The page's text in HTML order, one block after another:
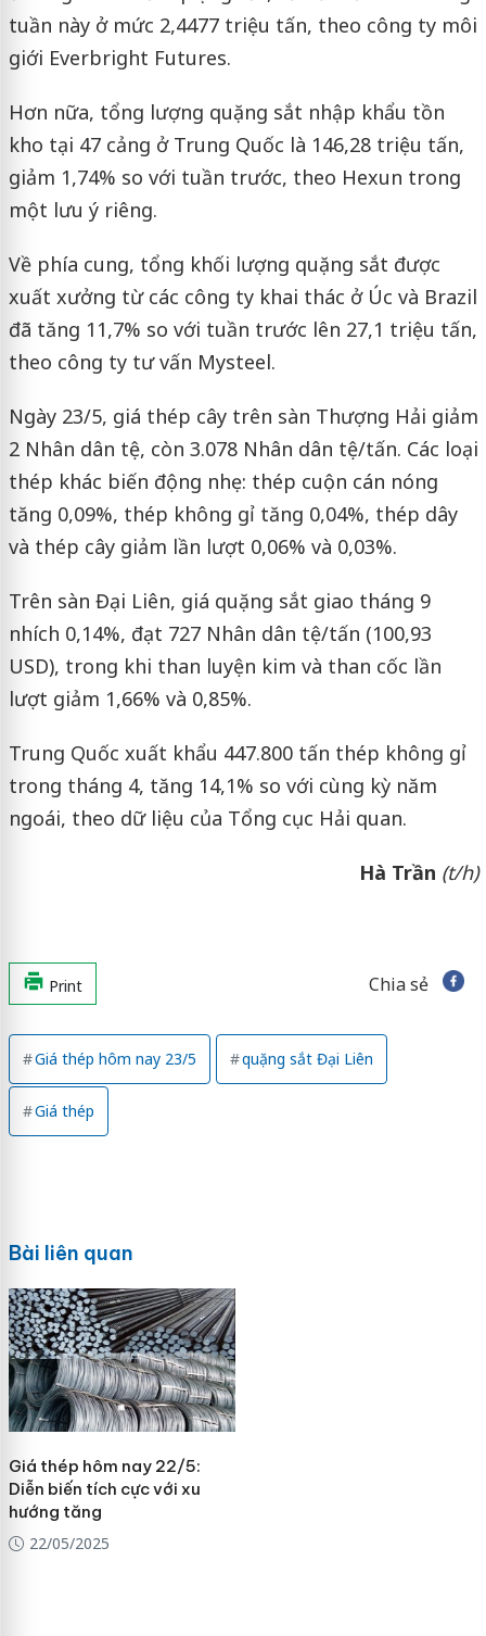
tuần này ở mức 2,4477 triệu tấn, theo công ty môi
giới Everbright Futures.
Hơn nữa, tổng lượng quặng sắt nhập khẩu tồn
kho tại 47 cảng ở Trung Quốc là 146,28 triệu tấn,
giảm 1,74% so với tuần trước, theo Hexun trong
một lưu ý riêng.
Về phía cung, tổng khối lượng quặng sắt được
xuất xưởng từ các công ty khai thác ở Úc và Brazil
đã tăng 11,7% so với tuần trước lên 27,1 triệu tấn,
theo công ty tư vấn Mysteel.
Ngày 23/5, giá thép cây trên sàn Thượng Hải giảm
2 Nhân dân tệ, còn 3.078 Nhân dân tệ/tấn. Các loại
thép khác biến động nhẹ: thép cuộn cán nóng
tăng 0,09%, thép không gỉ tăng 0,04%, thép dây
và thép cây giảm lần lượt 0,06% và 0,03%.
Trên sàn Đại Liên, giá quặng sắt giao tháng 9
nhích 0,14%, đạt 727 Nhân dân tệ/tấn (100,93
USD), trong khi than luyện kim và than cốc lần
lượt giảm 1,66% và 0,85%.
Trung Quốc xuất khẩu 447.800 tấn thép không gỉ
trong tháng 4, tăng 14,1% so với cùng kỳ năm
ngoái, theo dữ liệu của Tổng cục Hải quan.
Hà Trần (t/h)
Print Chia sẻ
Giá thép hôm nay 23/5 quặng sắt Đại Liên
Giá thép
Bài liên quan
Giá thép hôm nay 22/5:
Diễn biến tích cực với xu
hướng tăng
22/05/2025